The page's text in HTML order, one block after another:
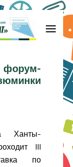
Ханты-
III
по